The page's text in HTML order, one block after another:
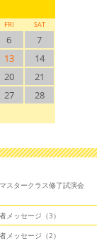
FRI SAT
6
7
13
14
20
21
27
28
スタークラス修了試演会
メッセージ（3）
メッセージ（2）